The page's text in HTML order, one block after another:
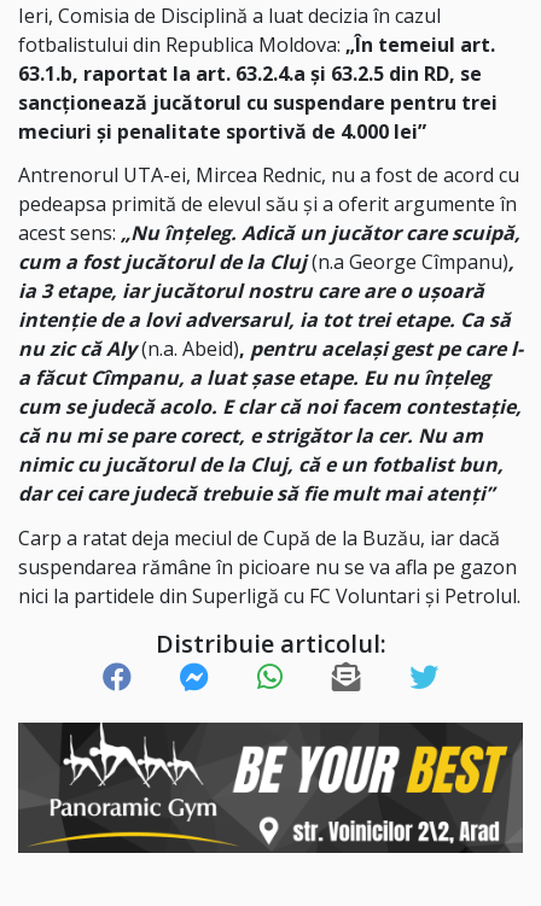
Ieri, Comisia de Disciplină a luat decizia în cazul
fotbalistului din Republica Moldova: „În temeiul art.
63.1.b, raportat la art. 63.2.4.a și 63.2.5 din RD, se
sancționează jucătorul cu suspendare pentru trei
meciuri și penalitate sportivă de 4.000 lei”
Antrenorul UTA-ei, Mircea Rednic, nu a fost de acord cu
pedeapsa primită de elevul său și a oferit argumente în
acest sens: „Nu înțeleg. Adică un jucător care scuipă,
cum a fost jucătorul de la Cluj(n.a George Cîmpanu),
ia 3 etape, iar jucătorul nostru care are o ușoară
intenție de a lovi adversarul, ia tot trei etape. Ca să
nu zic că Aly(n.a. Abeid), pentru același gest pe care l-
a făcut Cîmpanu, a luat șase etape. Eu nu înțeleg
cum se judecă acolo. E clar că noi facem contestație,
că nu mi se pare corect, e strigător la cer. Nu am
nimic cu jucătorul de la Cluj, că e un fotbalist bun,
dar cei care judecă trebuie să fie mult mai atenți”
Carp a ratat deja meciul de Cupă de la Buzău, iar dacă
suspendarea rămâne în picioare nu se va afla pe gazon
nici la partidele din Superligă cu FC Voluntari și Petrolul.
Distribuie articolul: